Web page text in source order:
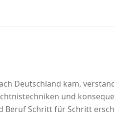
Deutschland kam,
und
Beruf Schritt für Schritt